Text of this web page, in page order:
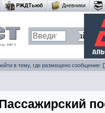
РЖДТьюб Дневники
в тему, где размещено сообщение: